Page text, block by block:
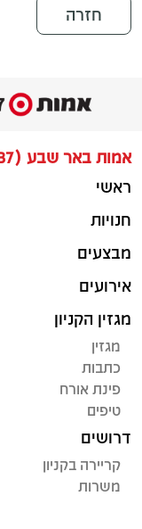
חזרה
אמות באר שבע (B7)
ראשי
חנויות
מבצעים
אירועים
מגזין הקניון
מגזין
כתבות
פינת אורח
טיפים
דרושים
קריירה בקניון
משרות